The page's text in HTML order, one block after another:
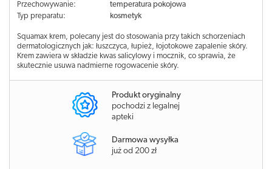
Przechowywanie:
temperatura pokojowa
Typ preparatu:
kosmetyk
Squamax krem, polecany jest do stosowania przy takich schorzeniach
dermatologicznych jak: łuszczyca, łupież, łojotokowe zapalenie skóry.
Krem zawiera w składzie kwas salicylowy i mocznik, co sprawia, że
skutecznie usuwa nadmierne rogowacenie skóry.
Produkt oryginalny
pochodzi z legalnej
apteki
Darmowa wysyłka
już od 200 zł